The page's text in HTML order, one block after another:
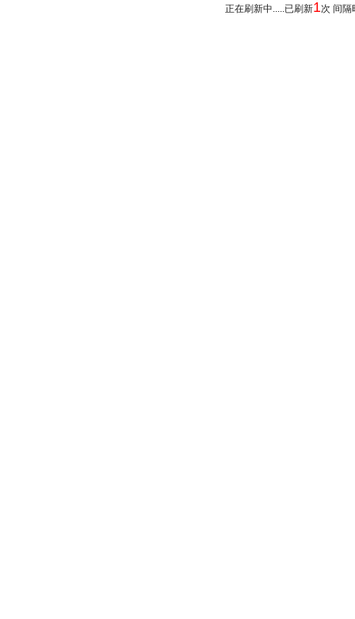
正在刷新中.....已刷新1次 间隔